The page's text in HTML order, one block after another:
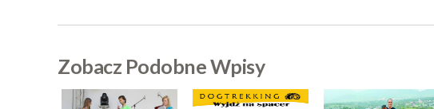
Zobacz Podobne Wpisy